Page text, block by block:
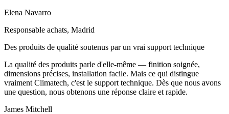
Elena Navarro
Responsable achats, Madrid
Des produits de qualité soutenus par un vrai support technique
La qualité des produits parle d'elle-même — finition soignée,
dimensions précises, installation facile. Mais ce qui distingue
vraiment Climatech, c'est le support technique. Dès que nous avons
une question, nous obtenons une réponse claire et rapide.
James Mitchell